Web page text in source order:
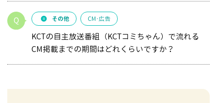
その他 CM･広告
KCTの自主放送番組（KCTコミちゃん）で流れる
CM掲載までの期間はどれくらいですか？